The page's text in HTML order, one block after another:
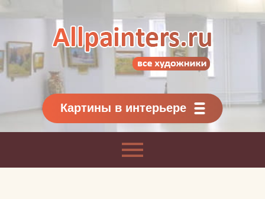
Картины классиков
и современников
Картины в интерьере